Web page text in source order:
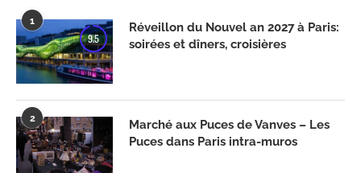
1
9.5
Réveillon du Nouvel an 2027 à Paris:
soirées et dîners, croisières
2
Marché aux Puces de Vanves – Les
Puces dans Paris intra-muros